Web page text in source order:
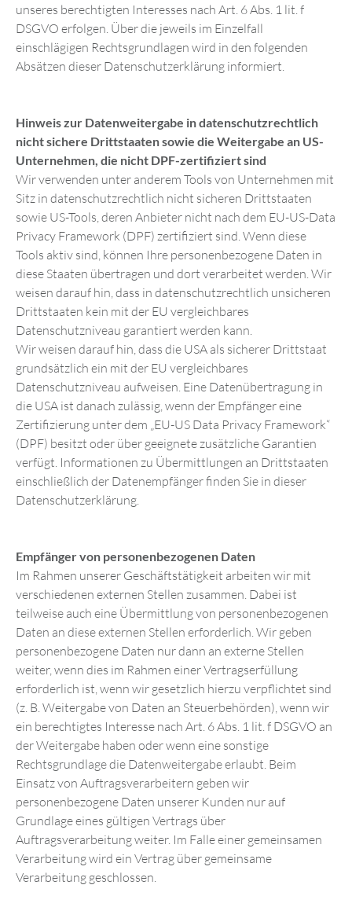
unseres berechtigten Interesses nach Art. 6 Abs. 1 lit. f
DSGVO erfolgen. Über die jeweils im Einzelfall
einschlägigen Rechtsgrundlagen wird in den folgenden
Absätzen dieser Datenschutzerklärung informiert.
Hinweis zur Datenweitergabe in datenschutzrechtlich
nicht sichere Drittstaaten sowie die Weitergabe an US-
Unternehmen, die nicht DPF-zertifiziert sind
Wir verwenden unter anderem Tools von Unternehmen mit
Sitz in datenschutzrechtlich nicht sicheren Drittstaaten
sowie US-Tools, deren Anbieter nicht nach dem EU-US-Data
Privacy Framework (DPF) zertifiziert sind. Wenn diese
Tools aktiv sind, können Ihre personenbezogene Daten in
diese Staaten übertragen und dort verarbeitet werden. Wir
weisen darauf hin, dass in datenschutzrechtlich unsicheren
Drittstaaten kein mit der EU vergleichbares
Datenschutzniveau garantiert werden kann.
Wir weisen darauf hin, dass die USA als sicherer Drittstaat
grundsätzlich ein mit der EU vergleichbares
Datenschutzniveau aufweisen. Eine Datenübertragung in
die USA ist danach zulässig, wenn der Empfänger eine
Zertifizierung unter dem „EU-US Data Privacy Framework“
(DPF) besitzt oder über geeignete zusätzliche Garantien
verfügt. Informationen zu Übermittlungen an Drittstaaten
einschließlich der Datenempfänger finden Sie in dieser
Datenschutzerklärung.
Empfänger von personenbezogenen Daten
Im Rahmen unserer Geschäftstätigkeit arbeiten wir mit
verschiedenen externen Stellen zusammen. Dabei ist
teilweise auch eine Übermittlung von personenbezogenen
Daten an diese externen Stellen erforderlich. Wir geben
personenbezogene Daten nur dann an externe Stellen
weiter, wenn dies im Rahmen einer Vertragserfüllung
erforderlich ist, wenn wir gesetzlich hierzu verpflichtet sind
(z. B. Weitergabe von Daten an Steuerbehörden), wenn wir
ein berechtigtes Interesse nach Art. 6 Abs. 1 lit. f DSGVO an
der Weitergabe haben oder wenn eine sonstige
Rechtsgrundlage die Datenweitergabe erlaubt. Beim
Einsatz von Auftragsverarbeitern geben wir
personenbezogene Daten unserer Kunden nur auf
Grundlage eines gültigen Vertrags über
Auftragsverarbeitung weiter. Im Falle einer gemeinsamen
Verarbeitung wird ein Vertrag über gemeinsame
Verarbeitung geschlossen.